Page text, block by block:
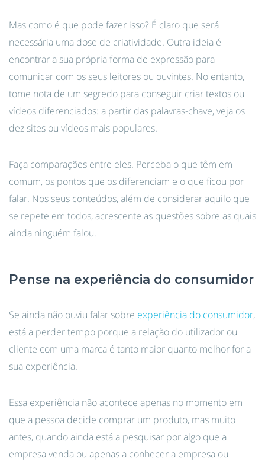
Mas como é que pode fazer isso? É claro que será
necessária uma dose de criatividade. Outra ideia é
encontrar a sua própria forma de expressão para
comunicar com os seus leitores ou ouvintes. No entanto,
tome nota de um segredo para conseguir criar textos ou
vídeos diferenciados: a partir das palavras-chave, veja os
dez sites ou vídeos mais populares.
Faça comparações entre eles. Perceba o que têm em
comum, os pontos que os diferenciam e o que ficou por
falar. Nos seus conteúdos, além de considerar aquilo que
se repete em todos, acrescente as questões sobre as quais
ainda ninguém falou.
Pense na experiência do consumidor
Se ainda não ouviu falar sobre experiência do consumidor,
está a perder tempo porque a relação do utilizador ou
cliente com uma marca é tanto maior quanto melhor for a
sua experiência.
Essa experiência não acontece apenas no momento em
que a pessoa decide comprar um produto, mas muito
antes, quando ainda está a pesquisar por algo que a
empresa venda ou apenas a conhecer a empresa ou